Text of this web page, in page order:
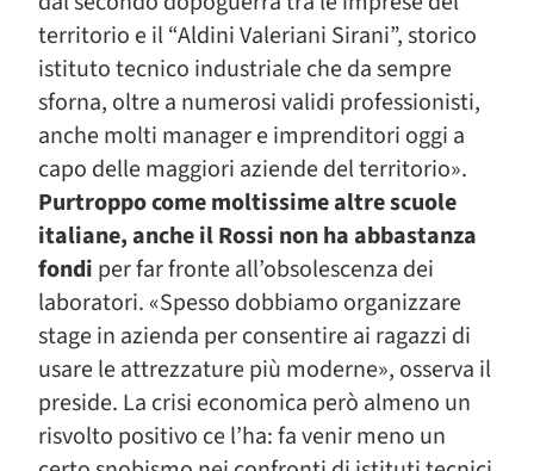
territorio e il “Aldini Valeriani Sirani”, storico
istituto tecnico industriale che da sempre
sforna, oltre a numerosi validi professionisti,
anche molti manager e imprenditori oggi a
capo delle maggiori aziende del territorio».
Purtroppo come moltissime altre scuole
italiane, anche il Rossi non ha abbastanza
fondi per far fronte all’obsolescenza dei
laboratori. «Spesso dobbiamo organizzare
stage in azienda per consentire ai ragazzi di
usare le attrezzature più moderne», osserva il
preside. La crisi economica però almeno un
risvolto positivo ce l’ha: fa venir meno un